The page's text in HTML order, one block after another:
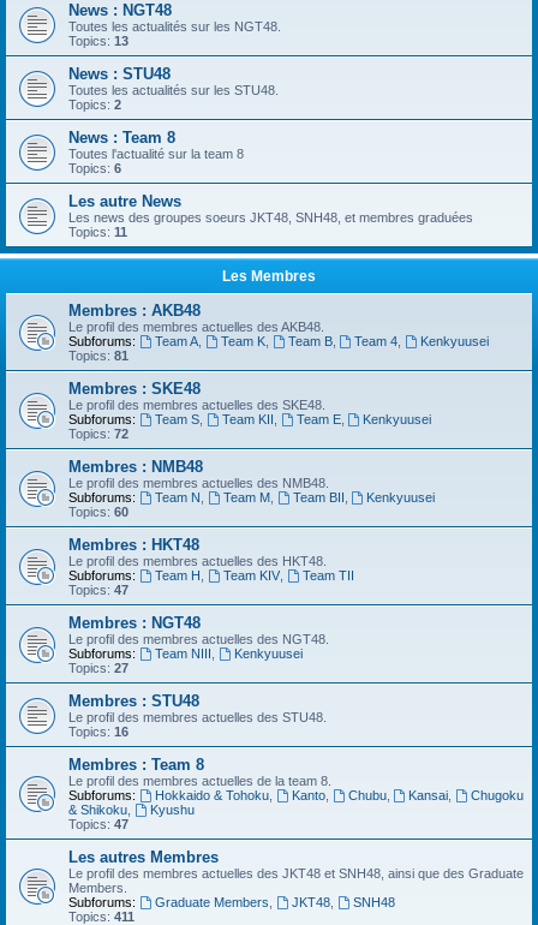
News : NGT48
Toutes les actualités sur les NGT48.
Topics: 13
News : STU48
Toutes les actualités sur les STU48.
Topics: 2
News : Team 8
Toutes l'actualité sur la team 8
Topics: 6
Les autre News
Les news des groupes soeurs JKT48, SNH48, et membres graduées
Topics: 11
Les Membres
Membres : AKB48
Le profil des membres actuelles des AKB48.
Subforums:
Team A, Team K, Team B, Team 4
Kenkyuusei
Topics: 81
Membres : SKE48
Le profil des membres actuelles des SKE48.
Subforums:
Team S, Team KII Team E,
Kenkyuusei
Topics: 72
Membres : NMB48
Le profil des membres actuelles des NMB48.
Subforums:
Team N Team M, Team BII
Kenkyuusei
Topics: 60
Membres : HKT48
Le profil des membres actuelles des HKT48.
Subforums:
Team H Team KIV,
Team TII
Topics: 47
Membres : NGT48
Le profil des membres actuelles des NGT48.
Subforums:
Team NIII
Kenkyuusei
Topics: 27
Membres : STU48
Le profil des membres actuelles des STU48.
Topics: 16
Membres : Team 8
Le profil des membres actuelles de la team 8.
Subforums:
Hokkaido & Tohoku, Kanto, Chubu, Kansai
Chugoku
& Shikoku
Kyushu
Topics: 47
Les autres Membres
Le profil des membres actuelles des JKT48 et SNH48, ainsi que des Graduate
Members.
Subforums:
Graduate Members JKT48,
SNH48
Topics: 411